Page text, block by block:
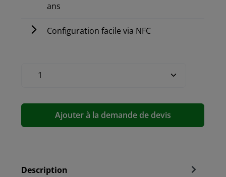
ans
Configuration facile via NFC
Ajouter à la demande de devis
Description